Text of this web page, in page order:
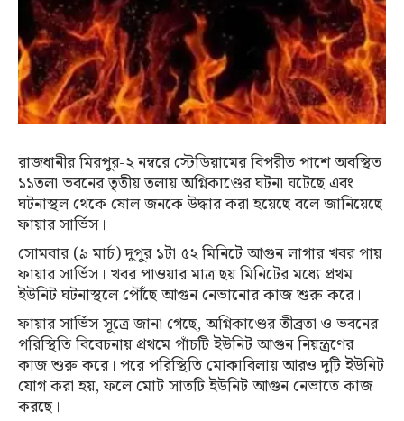
রাজধানীর মিরপুর-২ নম্বরে স্টেডিয়ামের বিপরীত পাশে অবস্থিত
১১তলা ভবনের তৃতীয় তলায় অগ্নিকাণ্ডের ঘটনা ঘটেছে এবং
ঘটনাস্থল থেকে ষোল জনকে উদ্ধার করা হয়েছে বলে জানিয়েছে
ফায়ার সার্ভিস।
সোমবার (৯ মার্চ) দুপুর ১টা ৫২ মিনিটে আগুন লাগার খবর পায়
ফায়ার সার্ভিস। খবর পাওয়ার মাত্র ছয় মিনিটের মধ্যে প্রথম
ইউনিট ঘটনাস্থলে পৌঁছে আগুন নেভানোর কাজ শুরু করে।
ফায়ার সার্ভিস সূত্রে জানা গেছে, অগ্নিকাণ্ডের তীব্রতা ও ভবনের
পরিস্থিতি বিবেচনায় প্রথমে পাঁচটি ইউনিট আগুন নিয়ন্ত্রণের
কাজ শুরু করে। পরে পরিস্থিতি মোকাবিলায় আরও দুটি ইউনিট
যোগ করা হয়, ফলে মোট সাতটি ইউনিট আগুন নেভাতে কাজ
করছে।